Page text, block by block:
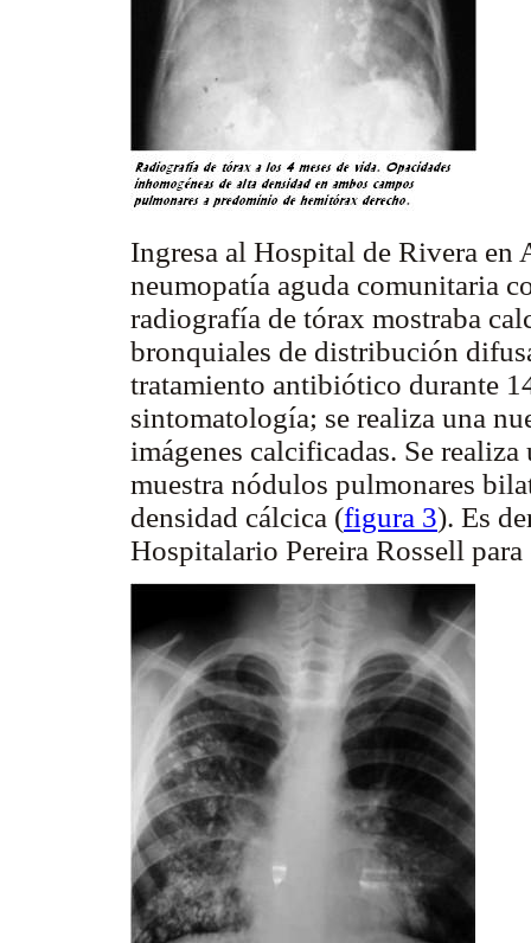
Ingresa al Hospital de Rivera en
neumopatía aguda comunitaria
radiografía de tórax mostraba
bronquiales de distribución
tratamiento antibiótico durante
sintomatología; se realiza una
imágenes calcificadas. Se
muestra nódulos pulmonares
densidad cálcica (figura 3). Es
Hospitalario Pereira Rossell